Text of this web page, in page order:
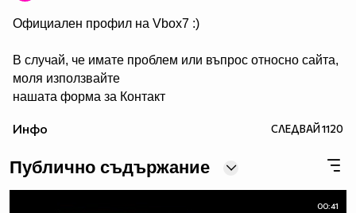
Официален профил на Vbox7 :)
В случай, че имате проблем или въпрос относно сайта,
моля използвайте
нашата форма за Контакт
Инфо СЛЕДВАЙ1120
Публично съдържание
00:41